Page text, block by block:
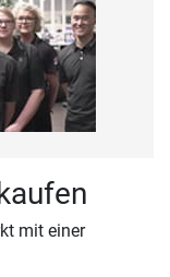
mit einer